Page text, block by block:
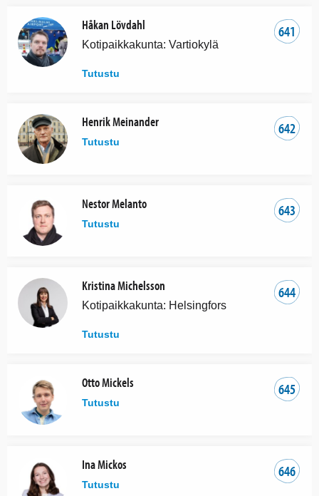
641
Håkan Lövdahl
Kotipaikkakunta: Vartiokylä
Tutustu
642
Henrik Meinander
Tutustu
643
Nestor Melanto
Tutustu
644
Kristina Michelsson
Kotipaikkakunta: Helsingfors
Tutustu
645
Otto Mickels
Tutustu
646
Ina Mickos
Tutustu